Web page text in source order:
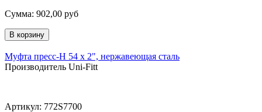
Сумма: 902,00 руб
Муфта пресс-Н 54 х 2", нержавеющая сталь
Производитель Uni-Fitt
Артикул: 772S7700